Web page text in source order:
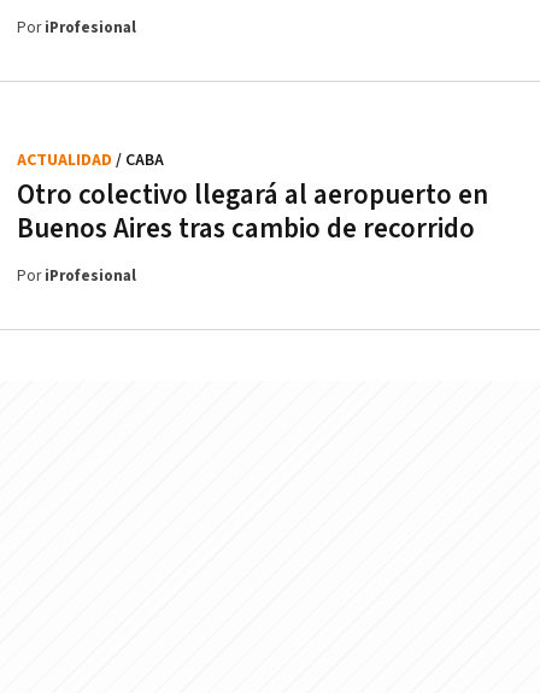
PoriProfesional
Otro colectivo llegará al aeropuerto en
Buenos Aires tras cambio de recorrido
ACTUALIDAD / CABA
PoriProfesional